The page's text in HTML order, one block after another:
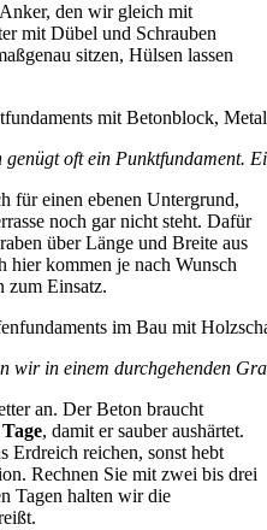
den wir gleich mit
mit Dübel und Schrauben
sitzen, Hülsen lassen
genügt oft ein Punktfundament.
für einen ebenen Untergrund,
noch gar nicht steht. Dafür
über Länge und Breite aus
hier kommen je nach Wunsch
zum Einsatz.
wir in einem durchgehenden
an. Der Beton braucht
, damit er sauber aushärtet.
Erdreich reichen, sonst hebt
Rechnen Sie mit zwei bis drei
Tagen halten wir die